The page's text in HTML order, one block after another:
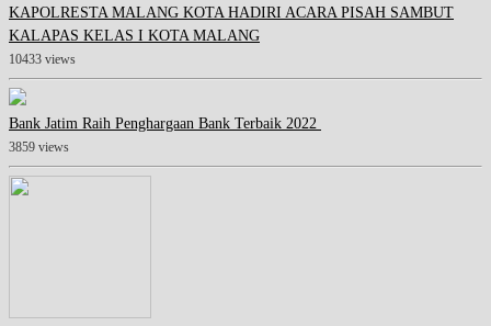
KAPOLRESTA MALANG KOTA HADIRI ACARA PISAH SAMBUT
KALAPAS KELAS I KOTA MALANG
10433 views
Bank Jatim Raih Penghargaan Bank Terbaik 2022
3859 views